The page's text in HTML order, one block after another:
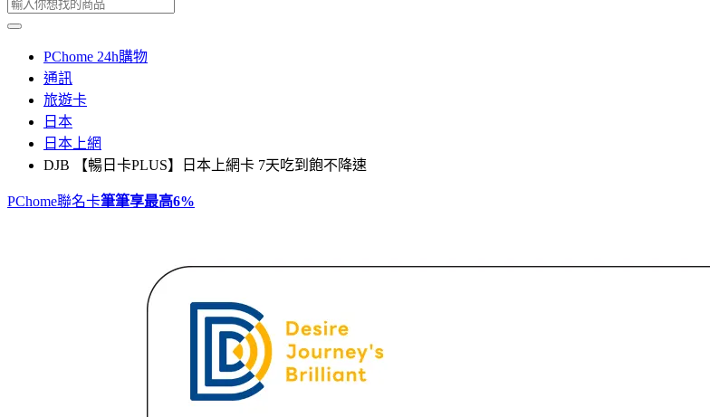
PChome 24h購物
通訊
旅遊卡
日本
日本上網
DJB 【暢日卡PLUS】日本上網卡 7天吃到飽不降速
PChome聯名卡筆筆享最高6%